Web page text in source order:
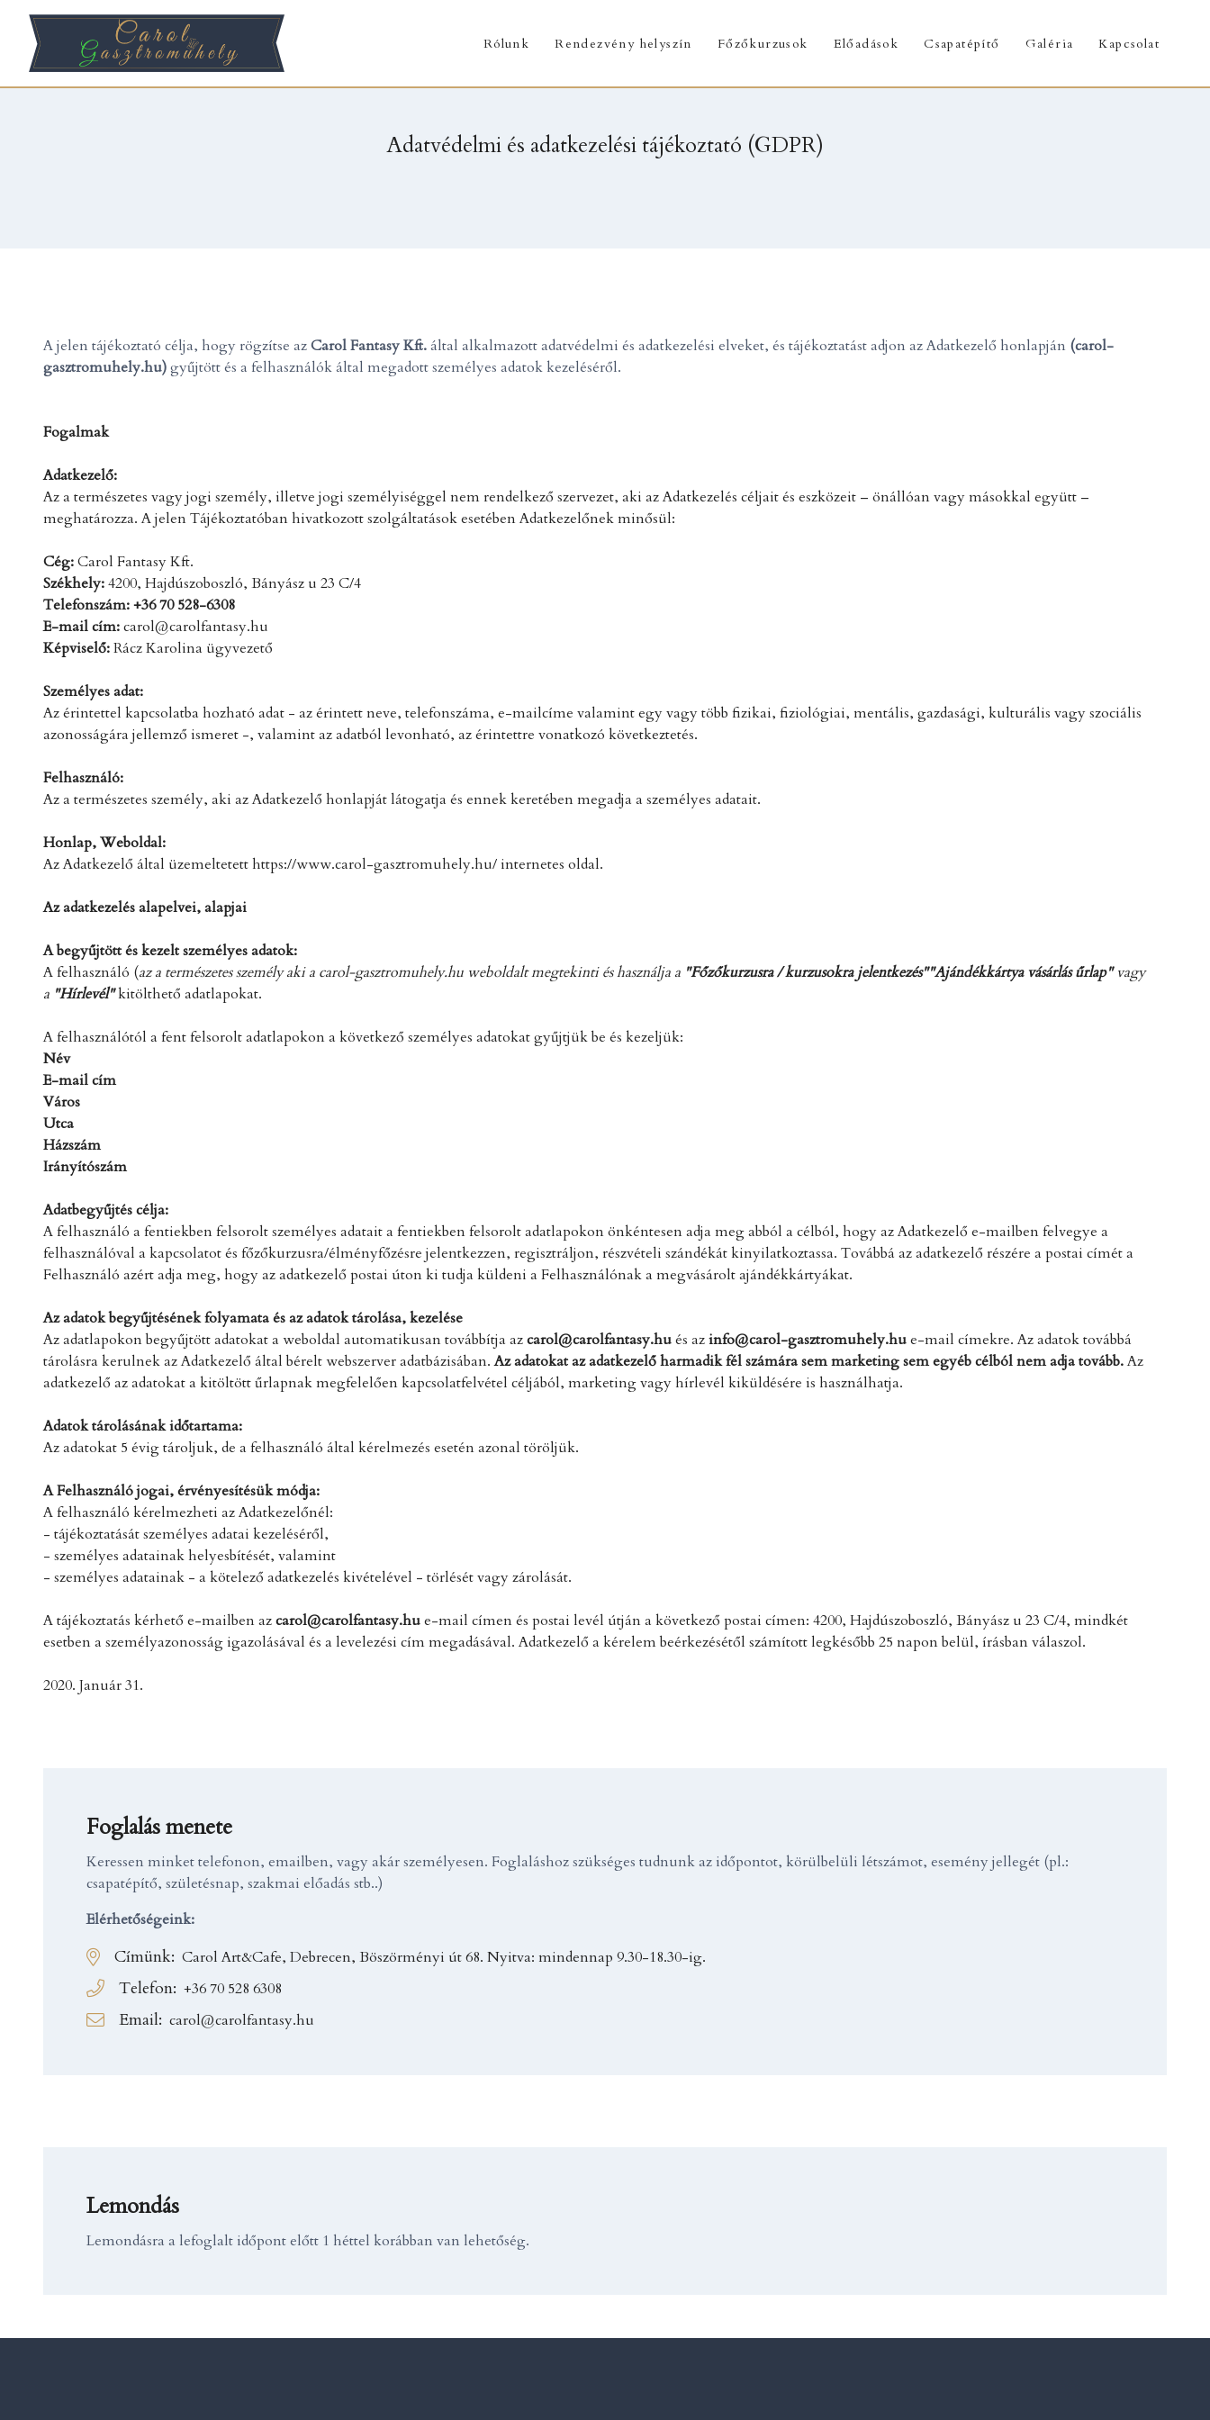
Rólunk Rendezvény helyszín Főzőkurzusok Előadások Csapatépítő Galéria Kapcsolat
Adatvédelmi és adatkezelési tájékoztató (GDPR)
A jelen tájékoztató célja, hogy rögzítse azCarol Fantasy Kft.által alkalmazott adatvédelmi és adatkezelési elveket, és tájékoztatást adjon az Adatkezelő honlapján (carol-
gasztromuhely.hu)gyűjtött és a felhasználók által megadott személyes adatok kezeléséről.
Fogalmak
Adatkezelő:
Az a természetes vagy jogi személy, illetve jogi személyiséggel nem rendelkező szervezet, aki az Adatkezelés céljait és eszközeit – önállóan vagy másokkal együtt –
meghatározza. A jelen Tájékoztatóban hivatkozott szolgáltatások esetében Adatkezelőnek minősül:
Cég:Carol Fantasy Kft.
Székhely:4200, Hajdúszoboszló, Bányász u 23 C/4
Telefonszám: +36 70 528-6308
E-mail cím:carol@carolfantasy.hu
Képviselő:Rácz Karolina ügyvezető
Személyes adat:
Az érintettel kapcsolatba hozható adat - az érintett neve, telefonszáma, e-mailcíme valamint egy vagy több fizikai, fiziológiai, mentális, gazdasági, kulturális vagy szociális
azonosságára jellemző ismeret -, valamint az adatból levonható, az érintettre vonatkozó következtetés.
Felhasználó:
Az a természetes személy, aki az Adatkezelő honlapját látogatja és ennek keretében megadja a személyes adatait.
Honlap, Weboldal:
Az Adatkezelő által üzemeltetett https://www.carol-gasztromuhely.hu/ internetes oldal.
Az adatkezelés alapelvei, alapjai
A begyűjtött és kezelt személyes adatok:
A felhasználó (az a természetes személy aki a carol-gasztromuhely.hu weboldalt megtekinti és használja a "Főzőkurzusra / kurzusokra jelentkezés""Ajándékkártya vásárlás űrlap"vagy
a "Hírlevél"kitölthető adatlapokat.
A felhasználótól a fent felsorolt adatlapokon a következő személyes adatokat gyűjtjük be és kezeljük:
Név
E-mail cím
Város
Utca
Házszám
Irányítószám
Adatbegyűjtés célja:
A felhasználó a fentiekben felsorolt személyes adatait a fentiekben felsorolt adatlapokon önkéntesen adja meg abból a célból, hogy az Adatkezelő e-mailben felvegye a
felhasználóval a kapcsolatot és főzőkurzusra/élményfőzésre jelentkezzen, regisztráljon, részvételi szándékát kinyilatkoztassa. Továbbá az adatkezelő részére a postai címét a
Felhasználó azért adja meg, hogy az adatkezelő postai úton ki tudja küldeni a Felhasználónak a megvásárolt ajándékkártyákat.
Az adatok begyűjtésének folyamata és az adatok tárolása, kezelése
Az adatlapokon begyűjtött adatokat a weboldal automatikusan továbbítja azcarol@carolfantasy.hués azinfo@carol-gasztromuhely.hue-mail címekre. Az adatok továbbá
tárolásra kerulnek az Adatkezelő által bérelt webszerver adatbázisában.Az adatokat az adatkezelő harmadik fél számára sem marketing sem egyéb célból nem adja tovább.Az
adatkezelő az adatokat a kitöltött űrlapnak megfelelően kapcsolatfelvétel céljából, marketing vagy hírlevél kiküldésére is használhatja.
Adatok tárolásának időtartama:
Az adatokat 5 évig tároljuk, de a felhasználó által kérelmezés esetén azonal töröljük.
A Felhasználó jogai, érvényesítésük módja:
A felhasználó kérelmezheti az Adatkezelőnél:
- tájékoztatását személyes adatai kezeléséről,
- személyes adatainak helyesbítését, valamint
- személyes adatainak - a kötelező adatkezelés kivételével - törlését vagy zárolását.
A tájékoztatás kérhető e-mailben azcarol@carolfantasy.hue-mail címen és postai levél útján a következő postai címen: 4200, Hajdúszoboszló, Bányász u 23 C/4, mindkét
esetben a személyazonosság igazolásával és a levelezési cím megadásával. Adatkezelő a kérelem beérkezésétől számított legkésőbb 25 napon belül, írásban válaszol.
2020. Január 31.
Foglalás menete
Keressen minket telefonon, emailben, vagy akár személyesen. Foglaláshoz szükséges tudnunk az időpontot, körülbelüli létszámot, esemény jellegét (pl.:
csapatépítő, születésnap, szakmai előadás stb..)
Elérhetőségeink:
Címünk: Carol Art&Cafe, Debrecen, Böszörményi út 68. Nyitva: mindennap 9.30-18.30-ig.
Telefon: +36 70 528 6308
Email: carol@carolfantasy.hu
Lemondás
Lemondásra a lefoglalt időpont előtt 1 héttel korábban van lehetőség.